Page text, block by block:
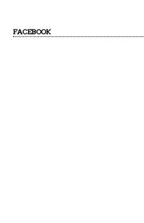
FACEBOOK